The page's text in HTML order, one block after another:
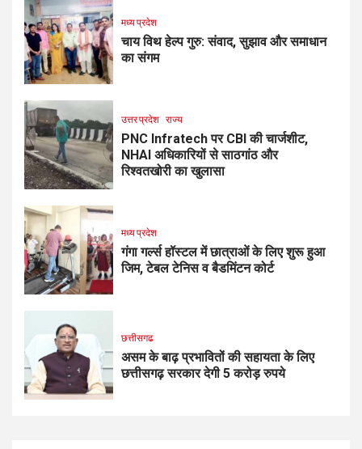
मध्य प्रदेश
चाय विथ हेल्प गुरु: संवाद, सुझाव और समाधान
का संगम
उत्तर प्रदेश राज्य
PNC Infratech पर CBI की चार्जशीट,
NHAI अधिकारियों से साठगांठ और
रिश्वतखोरी का खुलासा
मध्य प्रदेश
गंगा गर्ल्स हॉस्टल में छात्राओं के लिए शुरू हुआ
जिम, टेबल टेनिस व बैडमिंटन कोर्ट
छत्तीसगढ
असम के बाढ़ प्रभावितों की सहायता के लिए
छत्तीसगढ़ सरकार देगी 5 करोड़ रुपये